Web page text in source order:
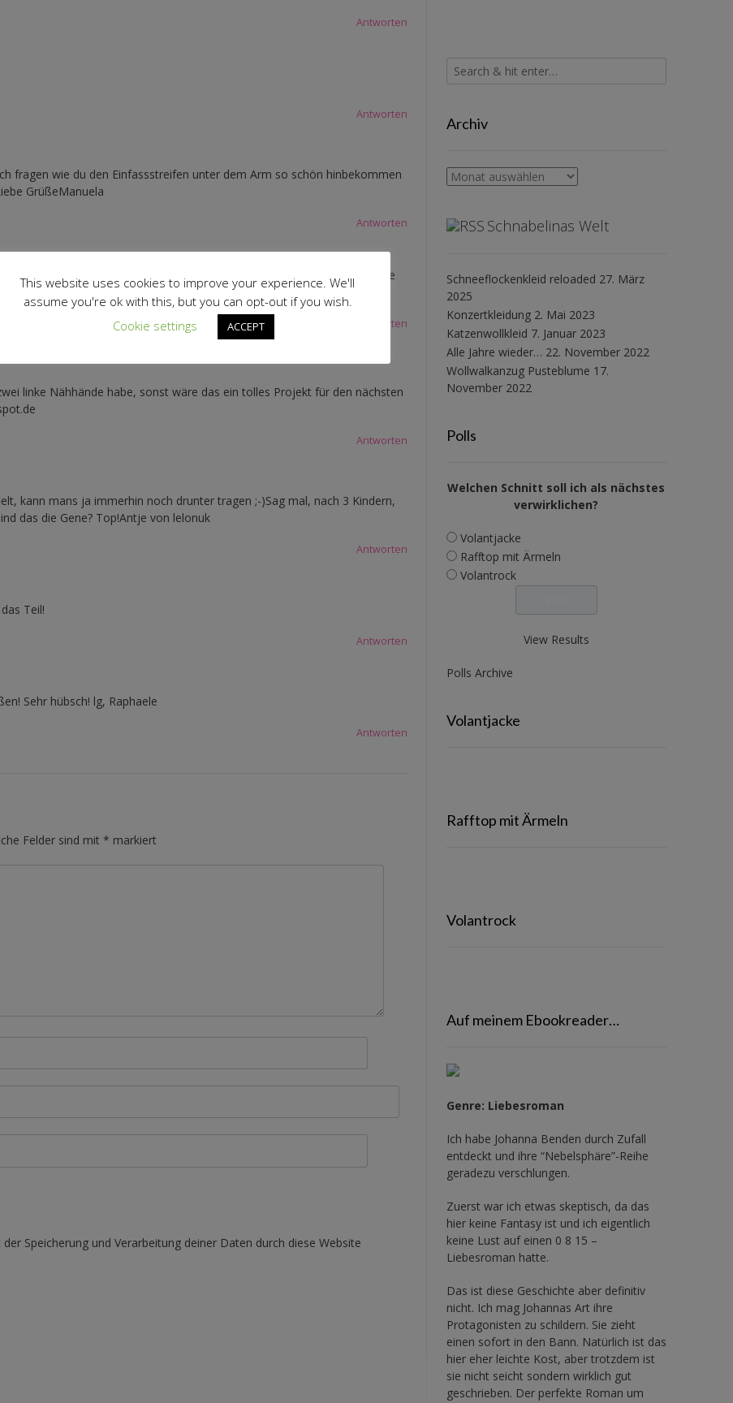
Antworten
Antworten
fragen wie du den Einfassstreifen unter dem Arm so schön hinbekommen
GrüßeManuela
Antworten
Ich habe einen 3,5 cm breiten Streifen mit der Ovi angenäht, dann die
Ebook wird das einfach nur umgeschlagen.lgRosi
Antworten
linke Nähhände habe, sonst wäre das ein tolles Projekt für den nächsten
Antworten
kann mans ja immerhin noch drunter tragen ;-)Sag mal, nach 3 Kindern,
das die Gene? Top!Antje von lelonuk
Antworten
Teil!
Antworten
Sehr hübsch! lg, Raphaele
Antworten
Felder sind mit * markiert
Speicherung und Verarbeitung deiner Daten durch diese Website
Archiv
Archiv
Schnabelinas Welt
Schneeflockenkleid reloaded 27. März
2025
Konzertkleidung 2. Mai 2023
Katzenwollkleid 7. Januar 2023
Alle Jahre wieder… 22. November 2022
Wollwalkanzug Pusteblume 17.
November 2022
Polls
Welchen Schnitt soll ich als nächstes
verwirklichen?
Volantjacke
Rafftop mit Ärmeln
Volantrock
View Results
Polls Archive
Volantjacke
Rafftop mit Ärmeln
Volantrock
Auf meinem Ebookreader…
Genre: Liebesroman
Ich habe Johanna Benden durch Zufall
entdeckt und ihre “Nebelsphäre”-Reihe
geradezu verschlungen.
Zuerst war ich etwas skeptisch, da das
hier keine Fantasy ist und ich eigentlich
keine Lust auf einen 0 8 15 –
Liebesroman hatte.
Das ist diese Geschichte aber definitiv
nicht. Ich mag Johannas Art ihre
Protagonisten zu schildern. Sie zieht
einen sofort in den Bann. Natürlich ist das
hier eher leichte Kost, aber trotzdem ist
sie nicht seicht sondern wirklich gut
geschrieben. Der perfekte Roman um
This website uses cookies to improve your experience. We'll
assume you're ok with this, but you can opt-out if you wish.
Cookie settings
ACCEPT